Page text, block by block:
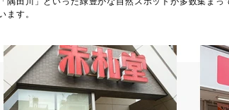
ます。